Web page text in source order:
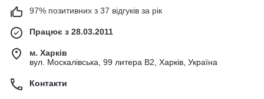
97% позитивних з 37 відгуків за рік
Працює з 28.03.2011
м. Харків
вул. Москалівська, 99 литера В2, Харків, Україна
Контакти